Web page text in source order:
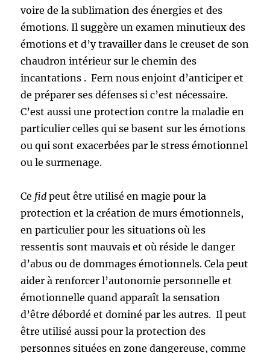
voire de la sublimation des énergies et des
émotions. Il suggère un examen minutieux des
émotions et d’y travailler dans le creuset de son
chaudron intérieur sur le chemin des
incantations . Fern nous enjoint d’anticiper et
de préparer ses défenses si c’est nécessaire.
C’est aussi une protection contre la maladie en
particulier celles qui se basent sur les émotions
ou qui sont exacerbées par le stress émotionnel
ou le surmenage.
Ce fidpeut être utilisé en magie pour la
protection et la création de murs émotionnels,
en particulier pour les situations où les
ressentis sont mauvais et où réside le danger
d’abus ou de dommages émotionnels. Cela peut
aider à renforcer l’autonomie personnelle et
émotionnelle quand apparaît la sensation
d’être débordé et dominé par les autres. Il peut
être utilisé aussi pour la protection des
personnes situées en zone dangereuse, comme